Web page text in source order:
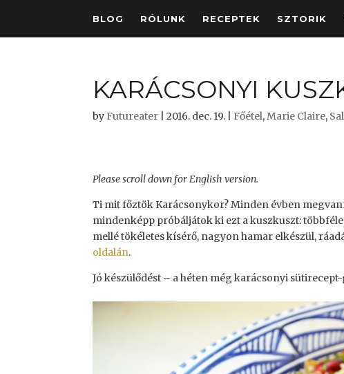
BLOG RÓLUNK RECEPTEK SZTORIK
KARÁCSONYI
by Futureater |2016. dec. 19. Főétel,Marie Claire,
Please scroll down for English version.
Ti mit főztök Karácsonykor? Minden évben
mindenképp próbáljátok ki ezt a kuszkuszt:
mellé tökéletes kísérő, nagyon hamar elkészül,
oldalán.
Jó készülődést – a héten még karácsonyi